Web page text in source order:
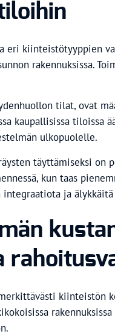
eri kiinteistötyyppien
rakennuksissa.
tilat, ovat
kaupallisissa
ulkopuolelle.
täyttämiseksi
kun taas
ja
kiinteistön